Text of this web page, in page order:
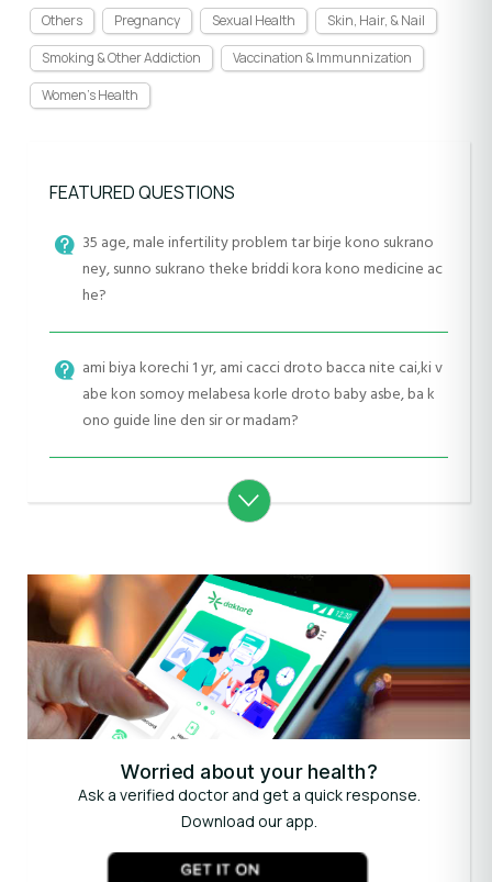
Others Pregnancy Sexual Health
Skin, Hair, & Nail
Smoking & Other Addiction
Vaccination & Immunnization
Women's Health
FEATURED QUESTIONS
35 age, male infertility problem tar birje kono sukrano
ney, sunno sukrano theke briddi kora kono medicine ac
he?
ami biya korechi 1 yr, ami cacci droto bacca nite cai,ki v
abe kon somoy melabesa korle droto baby asbe, ba k
ono guide line den sir or madam?
Worried about your health?
Ask a verified doctor and get a quick response.
Download our app.